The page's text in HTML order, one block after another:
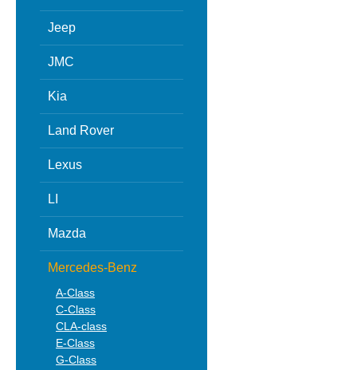
Jeep
JMC
Kia
Land Rover
Lexus
LI
Mazda
Mercedes-Benz
A-Class
C-Class
CLA-class
E-Class
G-Class